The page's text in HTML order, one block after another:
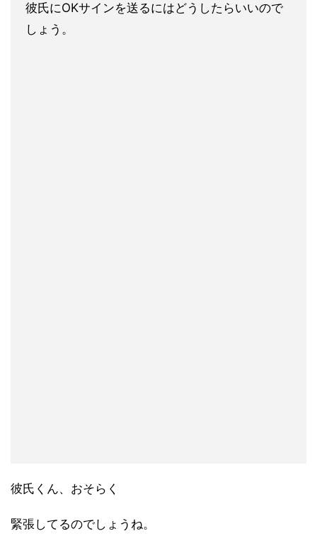
彼氏にOKサインを送るにはどうしたらいいので
しょう。
彼氏くん、おそらく
緊張してるのでしょうね。